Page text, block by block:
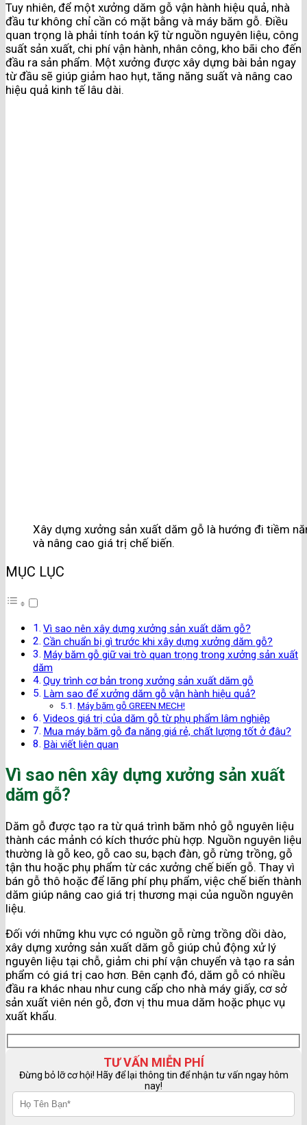
Tuy nhiên, để một xưởng dăm gỗ vận hành hiệu quả, nhà
đầu tư không chỉ cần có mặt bằng và máy băm gỗ. Điều
quan trọng là phải tính toán kỹ từ nguồn nguyên liệu, công
suất sản xuất, chi phí vận hành, nhân công, kho bãi cho đến
đầu ra sản phẩm. Một xưởng được xây dựng bài bản ngay
từ đầu sẽ giúp giảm hao hụt, tăng năng suất và nâng cao
hiệu quả kinh tế lâu dài.
Xây dựng xưởng sản xuất dăm gỗ là hướng đi tiềm
và nâng cao giá trị chế biến.
MỤC LỤC
Vì sao nên xây dựng xưởng sản xuất dăm gỗ?
Cần chuẩn bị gì trước khi xây dựng xưởng dăm gỗ?
Máy băm gỗ giữ vai trò quan trọng trong xưởng sản xuất
dăm
Quy trình cơ bản trong xưởng sản xuất dăm gỗ
Làm sao để xưởng dăm gỗ vận hành hiệu quả?
Máy băm gỗ GREEN MECH!
Videos giá trị của dăm gỗ từ phụ phẩm lâm nghiệp
Mua máy băm gỗ đa năng giá rẻ, chất lượng tốt ở đâu?
Bài viết liên quan
Vì sao nên xây dựng xưởng sản xuất
dăm gỗ?
Dăm gỗ được tạo ra từ quá trình băm nhỏ gỗ nguyên liệu
thành các mảnh có kích thước phù hợp. Nguồn nguyên liệu
thường là gỗ keo, gỗ cao su, bạch đàn, gỗ rừng trồng, gỗ
tận thu hoặc phụ phẩm từ các xưởng chế biến gỗ. Thay vì
bán gỗ thô hoặc để lãng phí phụ phẩm, việc chế biến thành
dăm giúp nâng cao giá trị thương mại của nguồn nguyên
liệu.
Đối với những khu vực có nguồn gỗ rừng trồng dồi dào,
xây dựng xưởng sản xuất dăm gỗ giúp chủ động xử lý
nguyên liệu tại chỗ, giảm chi phí vận chuyển và tạo ra sản
phẩm có giá trị cao hơn. Bên cạnh đó, dăm gỗ có nhiều
đầu ra khác nhau như cung cấp cho nhà máy giấy, cơ sở
sản xuất viên nén gỗ, đơn vị thu mua dăm hoặc phục vụ
xuất khẩu.
TƯ VẤN MIỄN PHÍ
Đừng bỏ lỡ cơ hội! Hãy để lại thông tin để nhận tư vấn ngay hôm
nay!